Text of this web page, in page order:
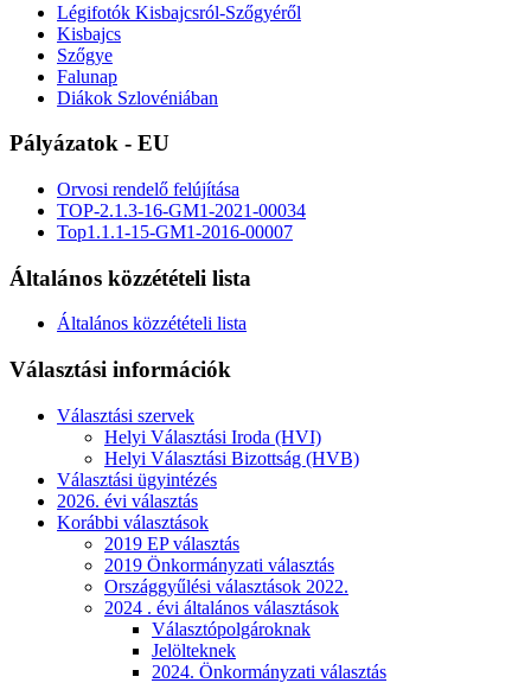
Légifotók Kisbajcsról-Szőgyéről
Kisbajcs
Szőgye
Falunap
Diákok Szlovéniában
Pályázatok - EU
Orvosi rendelő felújítása
TOP-2.1.3-16-GM1-2021-00034
Top1.1.1-15-GM1-2016-00007
Általános közzétételi lista
Általános közzétételi lista
Választási információk
Választási szervek
Helyi Választási Iroda (HVI)
Helyi Választási Bizottság (HVB)
Választási ügyintézés
2026. évi választás
Korábbi választások
2019 EP választás
2019 Önkormányzati választás
Országgyűlési választások 2022.
2024 . évi általános választások
Választópolgároknak
Jelölteknek
2024. Önkormányzati választás